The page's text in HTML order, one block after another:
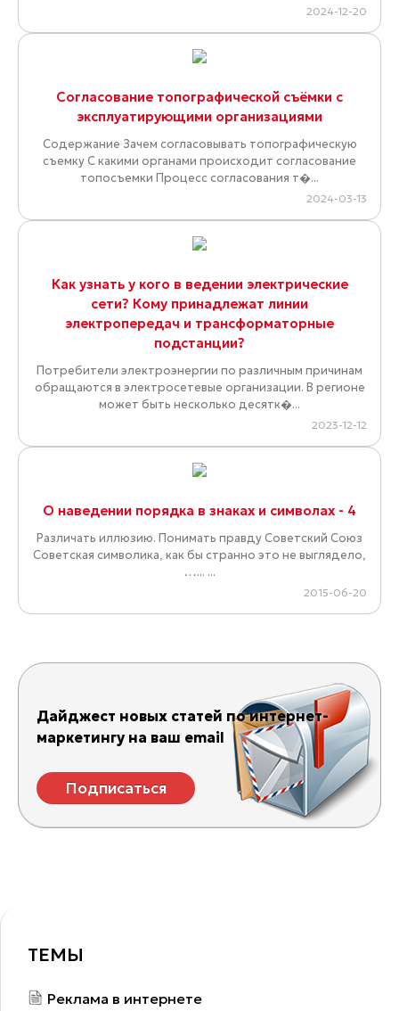
2024-12-20
Cогласование топографической съёмки с
эксплуатирующими организациями
Содержание Зачем согласовывать топографическую
съемку C какими органами происходит согласование
топосъемки Процесс согласования т�...
2024-03-13
Как узнать у кого в ведении электрические
сети? Кому принадлежат линии
электропередач и трансформаторные
подстанции?
Потребители электроэнергии по различным причинам
обращаются в электросетевые организации. В регионе
может быть несколько десятк�...
2023-12-12
О наведении порядка в знаках и символах - 4
Различать иллюзию. Понимать правду Советский Союз
Советская символика, как бы странно это не выглядело,
…... ...
2015-06-20
Дайджест новых статей по интернет-
маркетингу на ваш email
Подписаться
ТЕМЫ
Реклама в интернете